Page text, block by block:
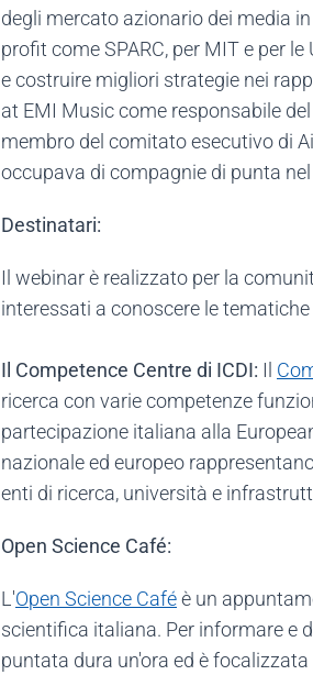
degli mercato azionario dei media
profit come SPARC, per MIT e per
e costruire migliori strategie nei
at EMI Music come responsabile
membro del comitato esecutivo di
occupava di compagnie di punta
Destinatari:
Il webinar è realizzato per la
interessati a conoscere le
Il Competence Centre di ICDI: Il
ricerca con varie competenze
partecipazione italiana alla
nazionale ed europeo
enti di ricerca, università e
Open Science Café:
L'Open Science Caféè un
scientifica italiana. Per informare e
puntata dura un'ora ed è